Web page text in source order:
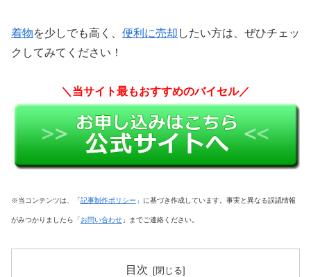
着物を少しでも高く、 便利に売却 したい方は、 ぜひチェッ
クしてみてください！
＼当サイト最もおすすめのバイセル／
※当コンテンツは、「記事制作ポリシー 」に基づき作成しています。事実と異なる誤認情報
がみつかりましたら「お問い合わせ 」までご連絡ください。
目次